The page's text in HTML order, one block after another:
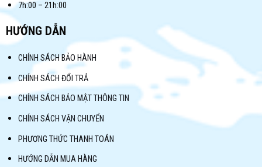
7h:00 – 21h:00
HƯỚNG DẪN
CHÍNH SÁCH BẢO HÀNH
CHÍNH SÁCH ĐỔI TRẢ
CHÍNH SÁCH BẢO MẬT THÔNG TIN
CHÍNH SÁCH VẬN CHUYỂN
PHƯƠNG THỨC THANH TOÁN
HƯỚNG DẪN MUA HÀNG